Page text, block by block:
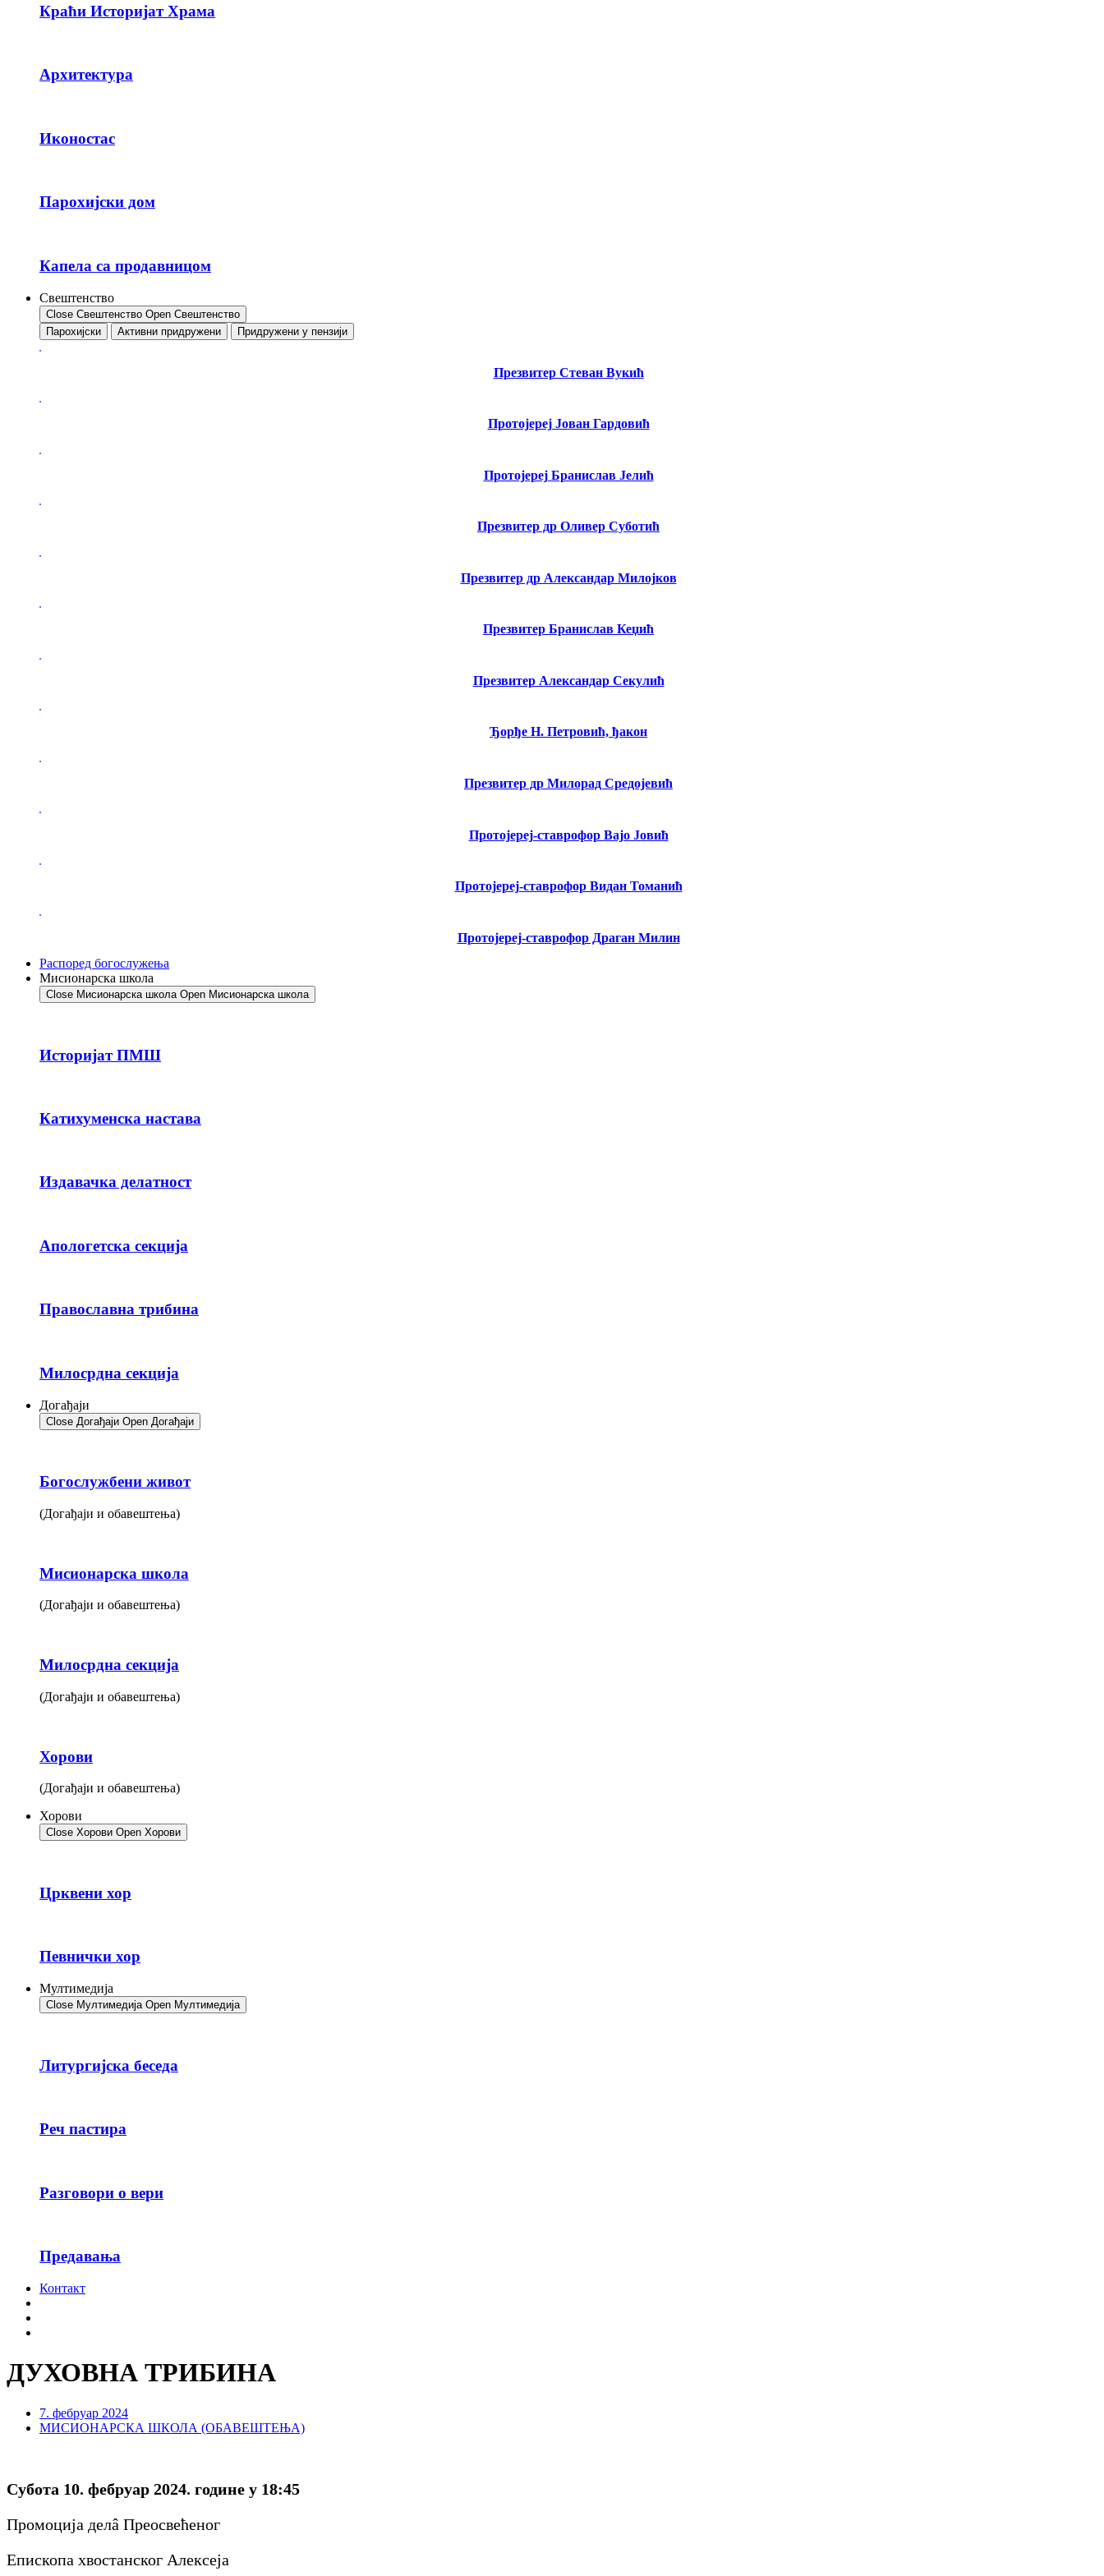
Краћи Историјат Храма
Архитектура
Иконостас
Парохијски дом
Капела са продавницом
Свештенство
Close Свештенство Open Свештенство
Парохијски
Активни придружени Придружени у пензији
Презвитер Стеван Вукић
Протојереј Јован Гардовић
Протојереј Бранислав Јелић
Презвитер др Оливер Суботић
Презвитер др Александар Милојков
Презвитер Бранислав Кеџић
Презвитер Александар Секулић
Ђорђе Н. Петровић, ђакон
Презвитер др Милорад Средојевић
Протојереј-ставрофор Вајо Јовић
Протојереј-ставрофор Видан Томанић
Протојереј-ставрофор Драган Милин
Распоред богослужења
Мисионарска школа
Close Мисионарска школа Open Мисионарска школа
Историјат ПМШ
Катихуменска настава
Издавачка делатност
Апологетска секција
Православна трибина
Милосрдна секција
Догађаји
Close Догађаји Open Догађаји
Богослужбени живот
(Догађаји и обавештења)
Мисионарска школа
(Догађаји и обавештења)
Милосрдна секција
(Догађаји и обавештења)
Хорови
(Догађаји и обавештења)
Хорови
Close Хорови Open Хорови
Црквени хор
Певнички хор
Мултимедија
Close Мултимедија Open Мултимедија
Литургијска беседа
Реч пастира
Разговори о вери
Предавања
Контакт
ДУХОВНА ТРИБИНА
7. фебруар 2024
МИСИОНАРСКА ШКОЛА (ОБАВЕШТЕЊА)
Субота 10. фебруар 2024. године у 18:45
Промоција делâ Преосвећеног
Епископа хвостанског Алексеја